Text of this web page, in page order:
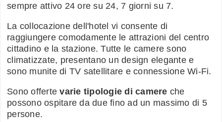
sempre attivo 24 ore su 24, 7 giorni su 7.
La collocazione dell'hotel vi consente di
raggiungere comodamente le attrazioni del centro
cittadino e la stazione. Tutte le camere sono
climatizzate, presentano un design elegante e
sono munite di TV satellitare e connessione Wi-Fi.
Sono offertevarie tipologie di camere che
possono ospitare da due fino ad un massimo di 5
persone.